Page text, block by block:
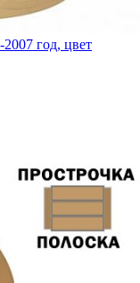
год, цвет